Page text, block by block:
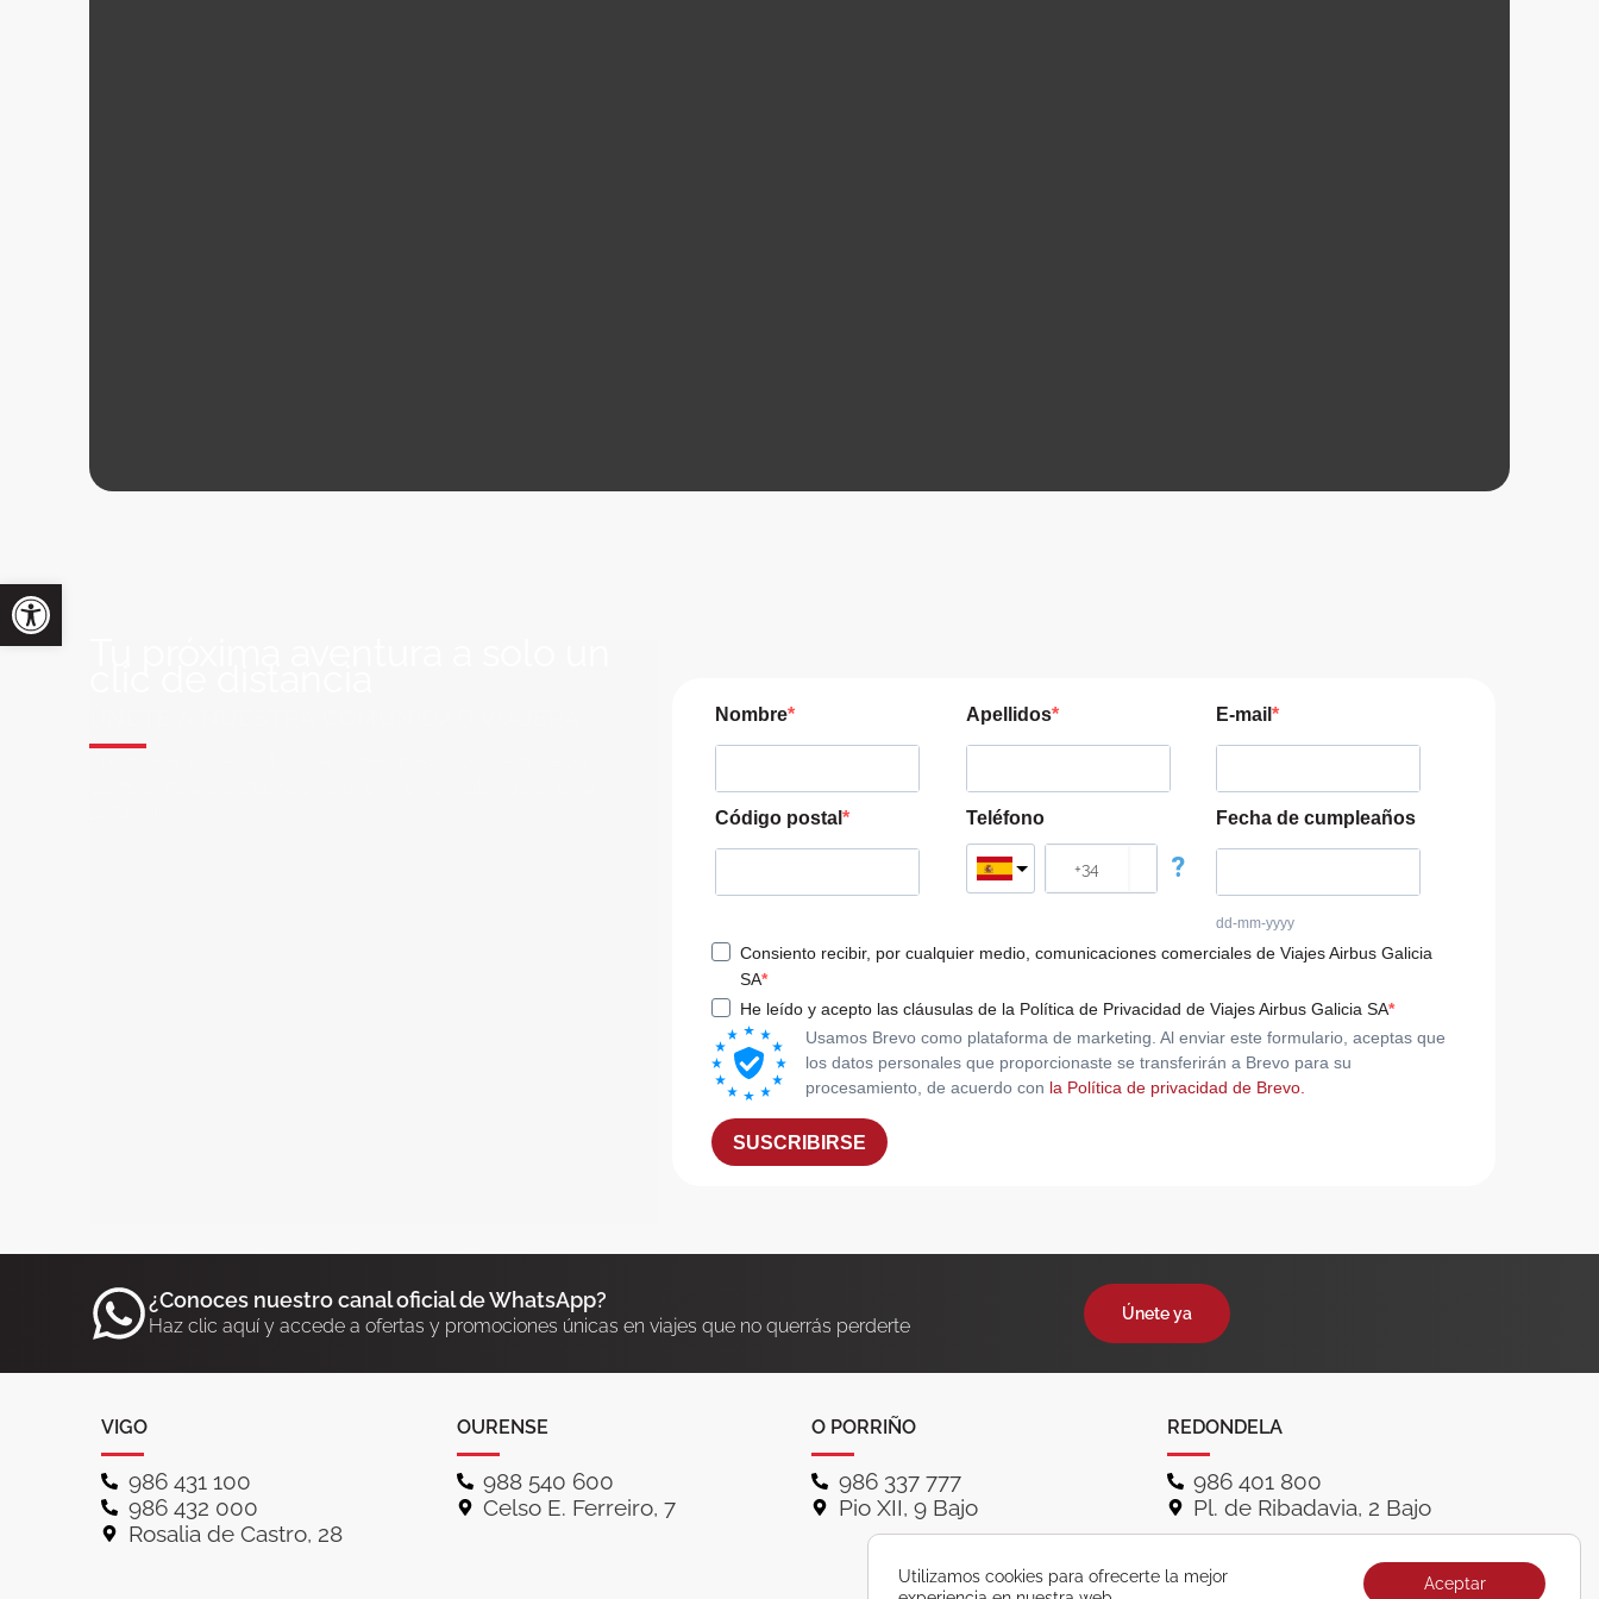
Nombre Apellidos E-mail
Código postal Teléfono
?
Fecha de cumpleaños
dd-mm-yyyy
Consiento recibir, por cualquier medio, comunicaciones comerciales de Viajes Airbus Galicia
SA
He leído y acepto las cláusulas de la Política de Privacidad de Viajes Airbus Galicia SA
Usamos Brevo como plataforma de marketing. Al enviar este formulario, aceptas que
los datos personales que proporcionaste se transferirán a Brevo para su
procesamiento, de acuerdo con la Política de privacidad de Brevo.
SUSCRIBIRSE
¿Conoces nuestro canal oficial de WhatsApp?
Haz clic aquí y accede a ofertas y promociones únicas en viajes que no querrás perderte
Únete ya
VIGO
986 431 100
986 432 000
Rosalia de Castro, 28
OURENSE
988 540 600
Celso E. Ferreiro, 7
O PORRIÑO
986 337 777
Pio XII, 9 Bajo
REDONDELA
986 401 800
Pl. de Ribadavia, 2 Bajo
Utilizamos cookies para ofrecerte la mejor
Aceptar